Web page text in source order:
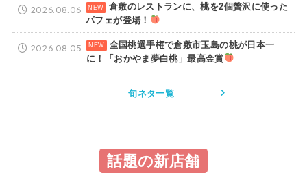
倉敷のレストランに、桃を2個贅沢に使った
パフェが登場！
2026.08.06
全国桃選手権で倉敷市玉島の桃が日本一
に！「おかやま夢白桃」最高金賞
2026.08.05
旬ネタ一覧
話題の新店舗